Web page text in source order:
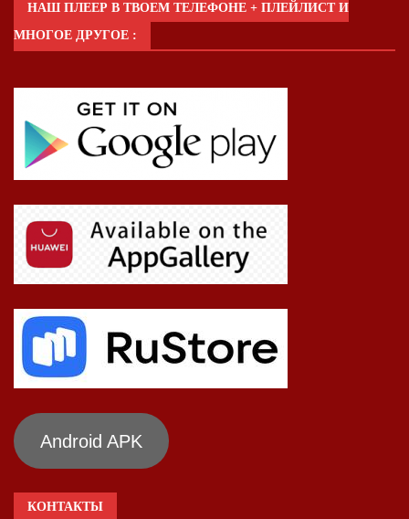
НАШ ПЛЕЕР В ТВОЕМ ТЕЛЕФОНЕ + ПЛЕЙЛИСТ И
МНОГОЕ ДРУГОЕ :
Android APK
КОНТАКТЫ